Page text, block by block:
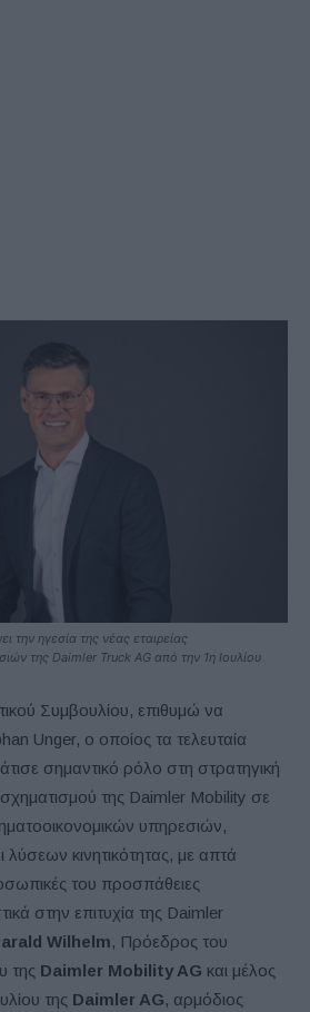
την ηγεσία της νέας εταιρείας
της Daimler Truck AG από την 1η Ιουλίου
Συμβουλίου, επιθυμώ να
Unger, ο οποίος τα τελευταία
σημαντικό ρόλο στη στρατηγική
της Daimler Mobility σε
υπηρεσιών,
λύσεων κινητικότητας, με απτά
του προσπάθειες
στην επιτυχία της Daimler
Wilhelm, Πρόεδρος του
της Daimler Mobility AG και μέλος
της Daimler AG, αρμόδιος